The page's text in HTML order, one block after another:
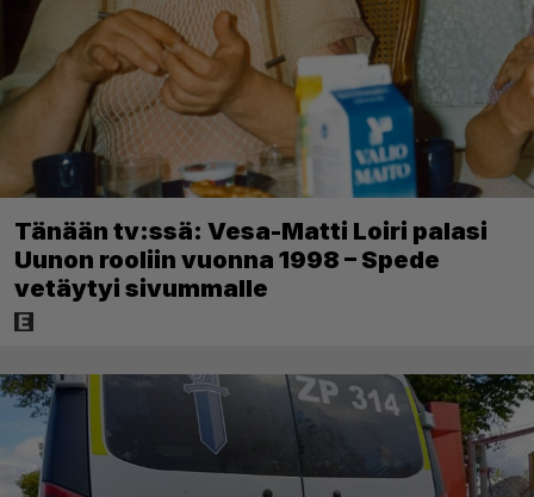
Tänään tv:ssä: Vesa-Matti Loiri palasi
Uunon rooliin vuonna 1998 – Spede
vetäytyi sivummalle